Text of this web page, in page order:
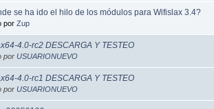
se ha ido el hilo de los módulos para Wifislax 3.4?
por Zup
4.0-rc2 DESCARGA Y TESTEO
por USUARIONUEVO
4.0-rc1 DESCARGA Y TESTEO
por USUARIONUEVO